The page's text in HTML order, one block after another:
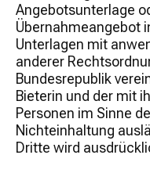
Angebotsunterlage
Übernahmeangebot
Unterlagen mit
anderer
Bundesrepublik
Bieterin und der mit
Personen im Sinne
Nichteinhaltung
Dritte wird